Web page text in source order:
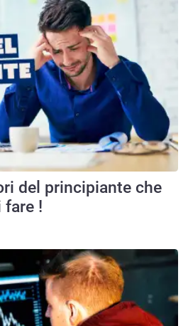
del principiante che
fare !